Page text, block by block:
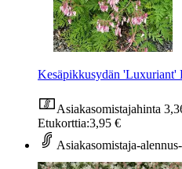
Kesäpikkusydän 'Luxuriant'
Asiakasomistajahinta
Etukorttia:3,95 €
Asiakasomistaja-alennus